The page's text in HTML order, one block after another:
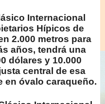
Internacional
Hípicos de
2.000 metros para
años, tendrá una
dólares y 10.000
central de esa
en óvalo caraqueño.